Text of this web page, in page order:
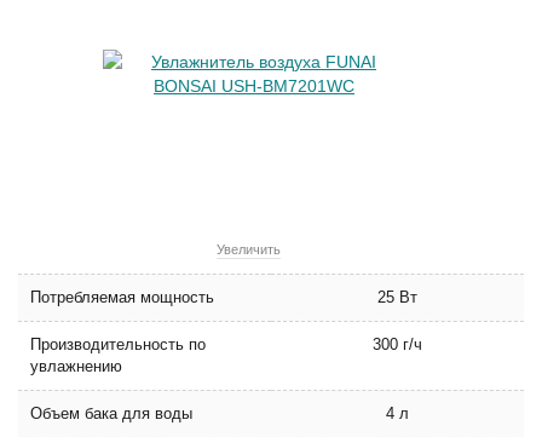
Увеличить
Потребляемая мощность 25 Вт
Производительность по
увлажнению
300 г/ч
Объем бака для воды 4 л